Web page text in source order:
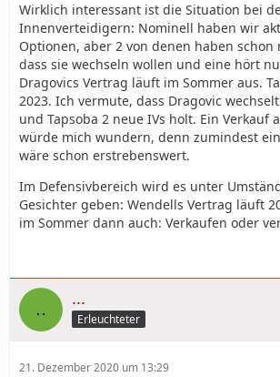
Wirklich interessant ist die Situation bei
Innenverteidigern: Nominell haben wir
Optionen, aber 2 von denen haben
dass sie wechseln wollen und eine hört
Dragovics Vertrag läuft im Sommer aus.
2023. Ich vermute, dass Dragovic
und Tapsoba 2 neue IVs holt. Ein Verkauf
würde mich wundern, denn zumindest
wäre schon erstrebenswert.
Im Defensivbereich wird es unter
Gesichter geben: Wendells Vertrag läuft
im Sommer dann auch: Verkaufen oder
...
Erleuchteter
21. Dezember 2020 um 13:29